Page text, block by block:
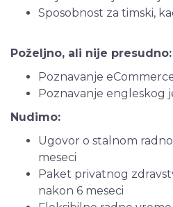
Sposobnost za timski,
Poželjno, ali nije presudno:
Poznavanje
Poznavanje engleskog
Nudimo:
Ugovor o stalnom
meseci
Paket privatnog
nakon 6 meseci